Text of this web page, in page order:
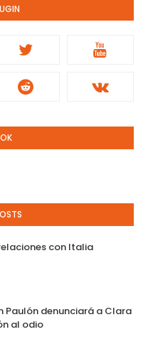
con Italia
Paulón denunciará a Clara
al odio